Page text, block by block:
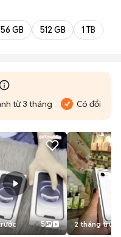
GB 512 GB 1 TB
từ 3 tháng Có đổi trả
5 2 tháng trước